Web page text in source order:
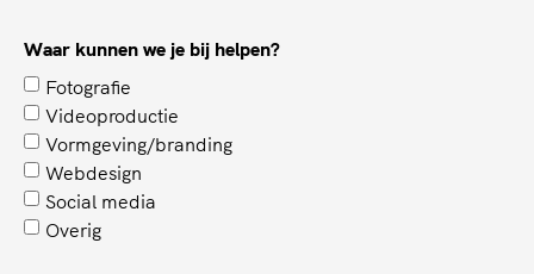
Waar kunnen we je bij helpen?
Fotografie
Videoproductie
Vormgeving/branding
Webdesign
Social media
Overig